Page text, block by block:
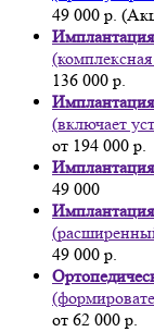
49 000 р.
136 000 р.
(включает
от 194 000 р.
49 000
49 000 р.
от 62 000 р.